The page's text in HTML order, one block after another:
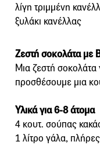
λίγη τριμμένη
ξυλάκι κανέλλας
Ζεστή σοκολάτα με
Μια ζεστή σοκολάτα
προσθέσουμε μια
Υλικά για 6-8 άτομα
4 κουτ. σούπας
1 λίτρο γάλα, πλήρες